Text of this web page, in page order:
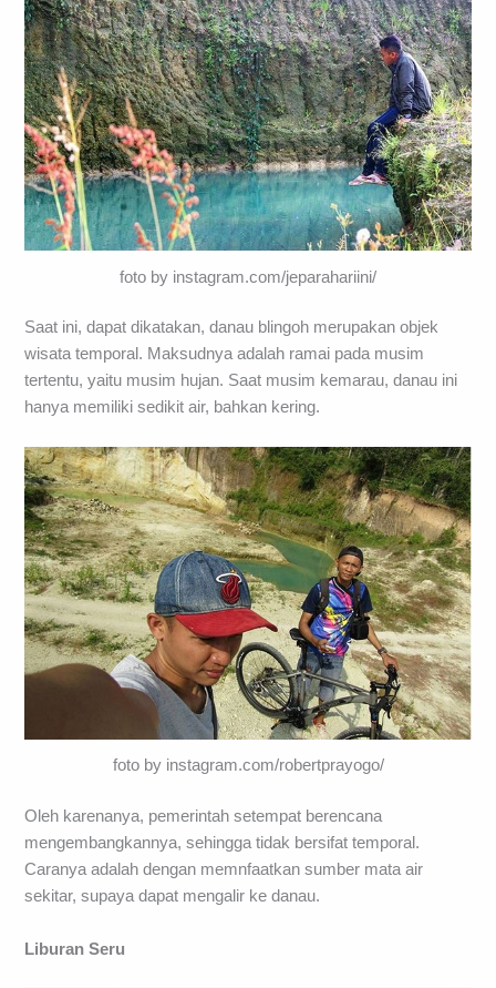
foto by instagram.com/jeparahariini/
Saat ini, dapat dikatakan, danau blingoh merupakan objek
wisata temporal. Maksudnya adalah ramai pada musim
tertentu, yaitu musim hujan. Saat musim kemarau, danau ini
hanya memiliki sedikit air, bahkan kering.
foto by instagram.com/robertprayogo/
Oleh karenanya, pemerintah setempat berencana
mengembangkannya, sehingga tidak bersifat temporal.
Caranya adalah dengan memnfaatkan sumber mata air
sekitar, supaya dapat mengalir ke danau.
Liburan Seru